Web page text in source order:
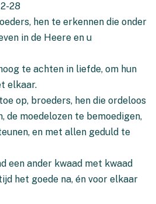
28
hen te erkennen die onder
in de Heere en u
te achten in liefde, om hun
elkaar.
op, broeders, hen die ordeloos
de moedelozen te bemoedigen,
en met allen geduld te
een ander kwaad met kwaad
het goede na, én voor elkaar